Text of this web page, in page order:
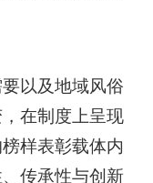
以及地域风俗
在制度上呈现
样表彰载体内
传承性与创新